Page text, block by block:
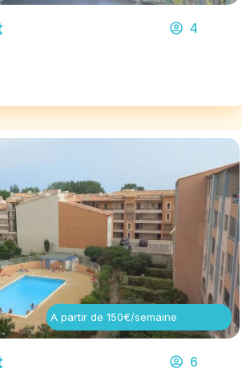
4
A partir de 150€/semaine
6